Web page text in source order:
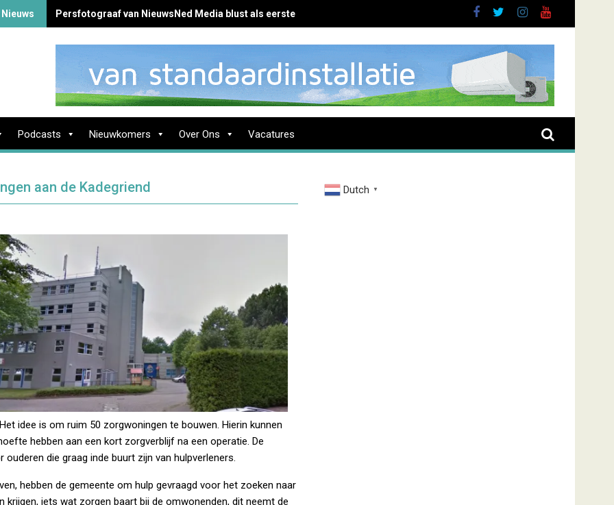
Persfotograaf van NieuwsNed Media blust als eerste brand Zenderstraat
Podcasts Nieuwkomers Over Ons Vacatures
aan de Kadegriend
idee is om ruim 50 zorgwoningen te bouwen. Hierin kunnen
hebben aan een kort zorgverblijf na een operatie. De
die graag inde buurt zijn van hulpverleners.
hebben de gemeente om hulp gevraagd voor het zoeken naar
iets wat zorgen baart bij de omwonenden, dit neemt de
Dutch ▼